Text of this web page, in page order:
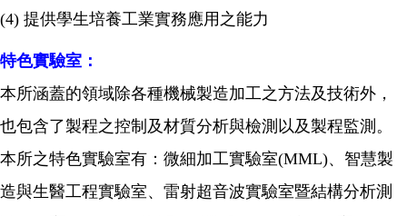
(4) 提供學生培養工業實務應用之能力
特色實驗室：
本所涵蓋的領域除各種機械製造加工之方法及技術外，
也包含了製程之控制及材質分析與檢測以及製程監測。
本所之特色實驗室有：微細加工實驗室(MML)、智慧製
造與生醫工程實驗室、雷射超音波實驗室暨結構分析測